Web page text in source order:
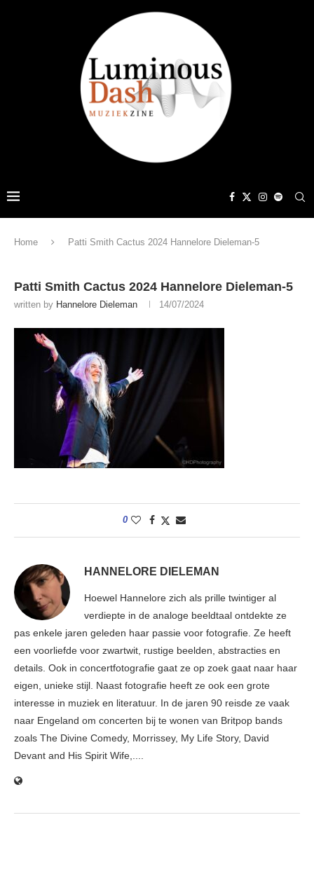
Home Patti Smith Cactus 2024 Hannelore Dieleman-5
Patti Smith Cactus 2024 Hannelore Dieleman-5
written by Hannelore Dieleman 14/07/2024
0
HANNELORE DIELEMAN
Hoewel Hannelore zich als prille twintiger al
verdiepte in de analoge beeldtaal ontdekte ze
pas enkele jaren geleden haar passie voor fotografie. Ze heeft
een voorliefde voor zwartwit, rustige beelden, abstracties en
details. Ook in concertfotografie gaat ze op zoek gaat naar haar
eigen, unieke stijl. Naast fotografie heeft ze ook een grote
interesse in muziek en literatuur. In de jaren 90 reisde ze vaak
naar Engeland om concerten bij te wonen van Britpop bands
zoals The Divine Comedy, Morrissey, My Life Story, David
Devant and His Spirit Wife,....